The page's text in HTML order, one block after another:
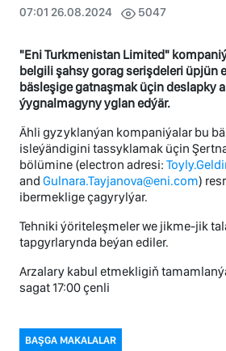
07:01 26.08.2024 5047
"Eni Turkmenistan Limited"
belgili şahsy gorag serişdeleri üpjün
bäsleşige gatnaşmak üçin deslapky
ýygnalmagyny yglan edýär.
Ähli gyzyklanýan kompaniýalar bu
isleýändigini tassyklamak üçin
bölümine (electron adresi:
and Gulnara.Tayjanova@eni.com)
ibermeklige çagyrylýar.
Tehniki ýöriteleşmeler we jikme-jik
tapgyrlarynda beýan ediler.
Arzalary kabul etmekligiň
sagat 17:00 çenli
BAŞGA MAKALALAR